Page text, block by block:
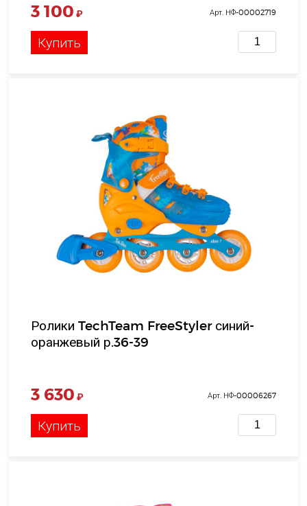
3 100 ₽ Арт. НФ-00002719
Купить
Ролики TechTeam FreeStyler синий-
оранжевый р.36-39
3 630 ₽ Арт. НФ-00006267
Купить